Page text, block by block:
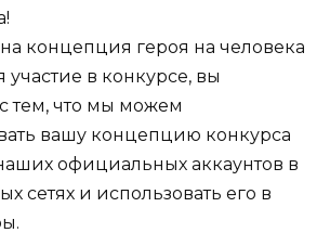
концепция героя на человека
в конкурсе, вы
тем, что мы можем
вашу концепцию конкурса
официальных аккаунтов в
сетях и использовать его в